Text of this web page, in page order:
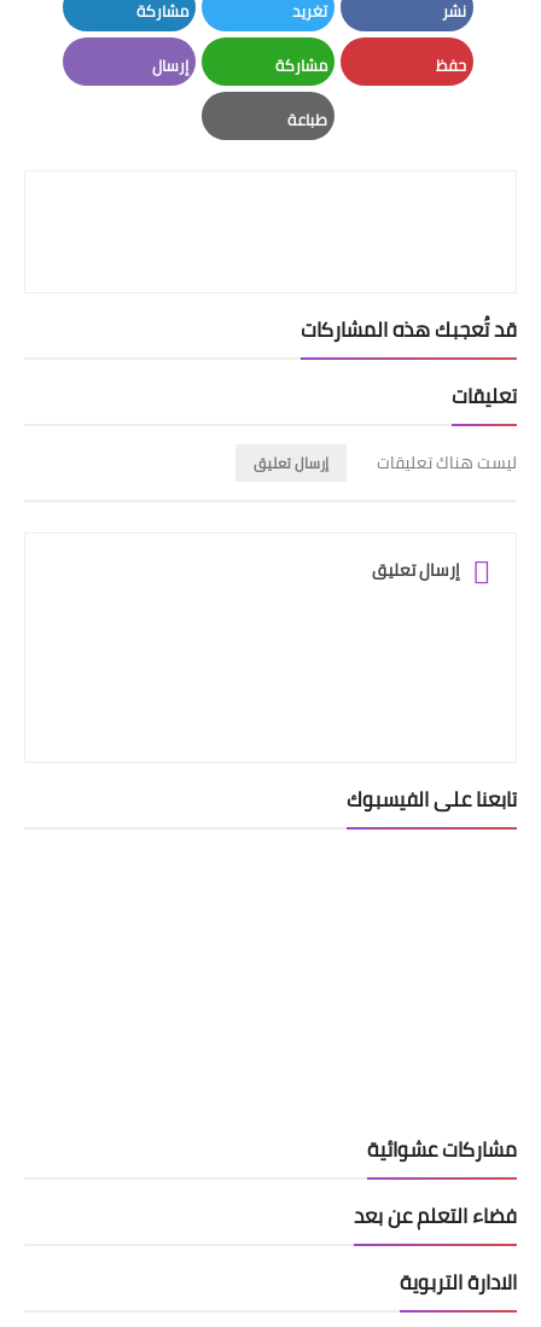
نشر
Facebook
تغريد
Twitter
مشاركة
LinkedIn
حفظ مشاركة
Whatsapp
إرسال
طباعة
قد تُعجبك هذه المشاركات
تعليقات
ليست هناك تعليقات إرسال تعليق
إرسال تعليق
تابعنا على الفيسبوك
مشاركات عشوائية
فضاء التعلم عن بعد
الادارة التربوية